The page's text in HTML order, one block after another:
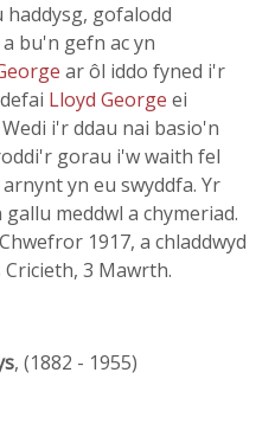
haddysg, gofalodd
bu'n gefn ac yn
ar ôl iddo fyned i'r
Lloyd George ei
i'r ddau nai basio'n
gorau i'w waith fel
yn eu swyddfa. Yr
meddwl a chymeriad.
1917, a chladdwyd
3 Mawrth.
, (1882 - 1955)